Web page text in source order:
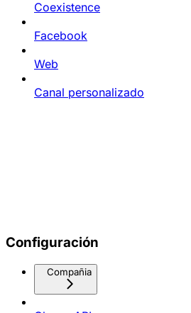
Coexistence
Facebook
Web
Canal personalizado
Configuración
Compañia